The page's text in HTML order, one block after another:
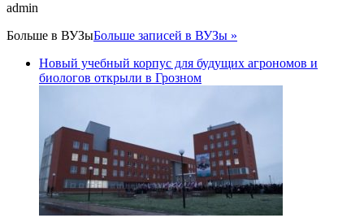
admin
Больше в ВУЗыБольше записей в ВУЗы »
Новый учебный корпус для будущих агрономов и
биологов открыли в Грозном